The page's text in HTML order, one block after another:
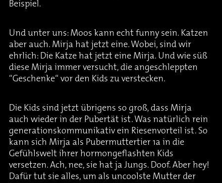
Beispiel.
Und unter uns: Moos kann echt funny sein. Katzen
aber auch. Mirja hat jetzt eine. Wobei, sind wir
ehrlich: Die Katze hat jetzt eine Mirja. Und wie süß
diese Mirja immer versucht, die angeschleppten
“Geschenke“ vor den Kids zu verstecken.
Die Kids sind jetzt übrigens so groß, dass Mirja
auch wieder in der Pubertät ist. Was natürlich rein
generationskommunikativ ein Riesenvorteil ist. So
kann sich Mirja als Pubermuttertier 1a in die
Gefühlswelt ihrer hormongeflashten Kids
versetzen. Ach, nee, sie hat ja Jungs. Doof. Aber hey!
Dafür tut sie alles, um als uncoolste Mutter der